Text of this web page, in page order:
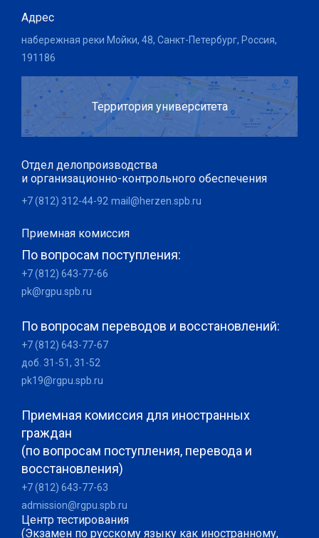
Адрес
набережная реки Мойки, 48, Санкт-Петербург, Россия,
191186
Территория университета
Отдел делопроизводства
и организационно-контрольного обеспечения
+7 (812) 312-44-92 mail@herzen.spb.ru
Приемная комиссия
По вопросам поступления:
+7 (812) 643-77-66
pk@rgpu.spb.ru
По вопросам переводов и восстановлений:
+7 (812) 643-77-67
доб. 31-51, 31-52
pk19@rgpu.spb.ru
Приемная комиссия для иностранных
граждан
(по вопросам поступления, перевода и
восстановления)
+7 (812) 643-77-63
admission@rgpu.spb.ru
Центр тестирования
(Экзамен по русскому языку как иностранному,